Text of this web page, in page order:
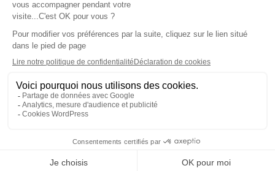
Téléchargez l'application
Les cookies
Gestion des cookies
Crédit photos : ©Sud Radio / Pierre Olivier
Gérard Collard et Valérie Expert
Les coups de coeur des libraires
Vanessa Perez
Le numérique pour tous